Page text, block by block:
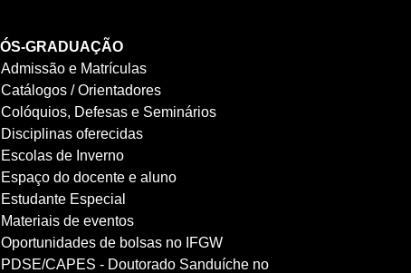
GRADUAÇÃO
Admissão e Matrículas
Catálogos / Orientadores
Colóquios, Defesas e Seminários
Disciplinas oferecidas
Escolas de Inverno
Espaço do docente e aluno
Estudante Especial
Materiais de eventos
Oportunidades de bolsas no IFGW
PDSE/CAPES - Doutorado Sanduíche no